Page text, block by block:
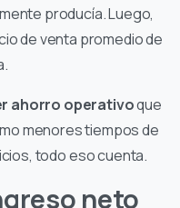
producía. Luego,
de venta promedio de
ahorro operativoque
menores tiempos de
todo eso cuenta.
neto